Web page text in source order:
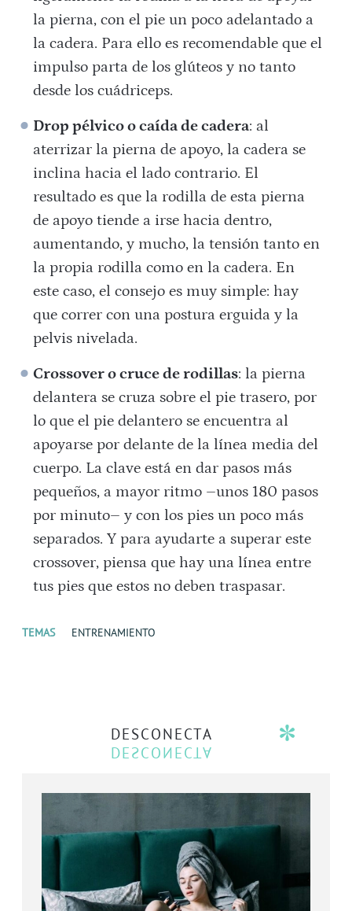
la pierna, con el pie un poco adelantado a
la cadera. Para ello es recomendable que el
impulso parta de los glúteos y no tanto
desde los cuádriceps.
Drop pélvico o caída de cadera: al
aterrizar la pierna de apoyo, la cadera se
inclina hacia el lado contrario. El
resultado es que la rodilla de esta pierna
de apoyo tiende a irse hacia dentro,
aumentando, y mucho, la tensión tanto en
la propia rodilla como en la cadera. En
este caso, el consejo es muy simple: hay
que correr con una postura erguida y la
pelvis nivelada.
Crossover o cruce de rodillas: la pierna
delantera se cruza sobre el pie trasero, por
lo que el pie delantero se encuentra al
apoyarse por delante de la línea media del
cuerpo. La clave está en dar pasos más
pequeños, a mayor ritmo –unos 180 pasos
por minuto– y con los pies un poco más
separados. Y para ayudarte a superar este
crossover, piensa que hay una línea entre
tus pies que estos no deben traspasar.
TEMAS ENTRENAMIENTO
DESCONECTA